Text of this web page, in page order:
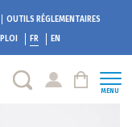
OUTILS RÉGLEMENTAIRES
FR EN
MENU